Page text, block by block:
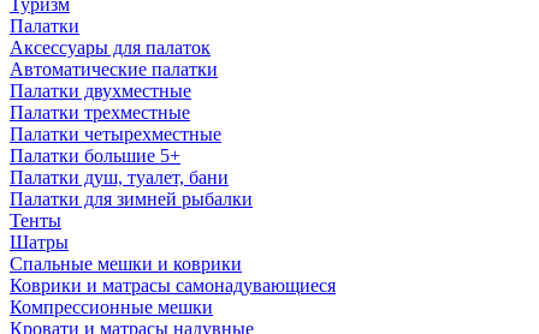
Туризм
Палатки
Аксессуары для палаток
Автоматические палатки
Палатки двухместные
Палатки трехместные
Палатки четырехместные
Палатки большие 5+
Палатки душ, туалет, бани
Палатки для зимней рыбалки
Тенты
Шатры
Спальные мешки и коврики
Коврики и матрасы самонадувающиеся
Компрессионные мешки
Кровати и матрасы надувные